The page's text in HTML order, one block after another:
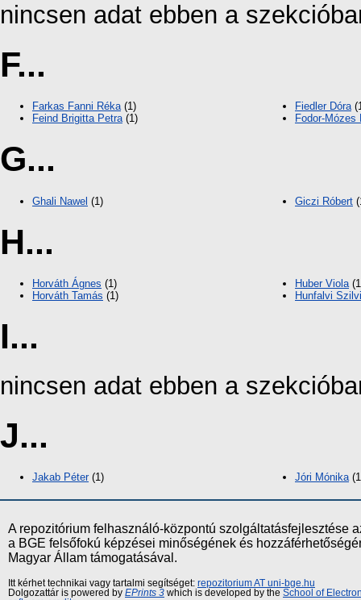
nincsen adat ebben a
F...
Farkas Fanni Réka(1)
Feind Brigitta Petra(1)
Fiedler Dóra
Fodor-Mózes
G...
Ghali Nawel (1) Giczi Róbert
H...
Horváth Ágnes (1)
Horváth Tamás (1)
Huber Viola
Hunfalvi
I...
nincsen adat ebben a
J...
Jakab Péter(1) Jóri Mónika
A repozitórium felhasználó-központú szolgáltatásfejlesztése
a BGE felsőfokú képzései minőségének és
Magyar Állam támogatásával.
Itt kérhet technikai vagy tartalmi segítséget: repozitorium AT uni-bge.hu
Dolgozattár is powered by EPrints 3 which is developed by the School of